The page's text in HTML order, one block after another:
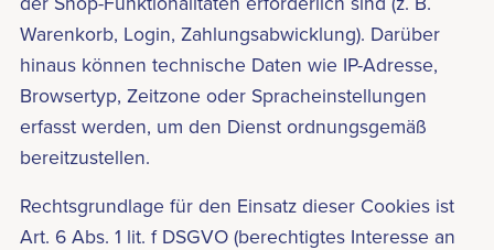
Warenkorb, Login, Zahlungsabwicklung). Darüber
hinaus können technische Daten wie IP-Adresse,
Browsertyp, Zeitzone oder Spracheinstellungen
erfasst werden, um den Dienst ordnungsgemäß
bereitzustellen.
Rechtsgrundlage für den Einsatz dieser Cookies ist
Art. 6 Abs. 1 lit. f DSGVO (berechtigtes Interesse an